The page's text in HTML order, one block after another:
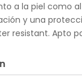
a la piel como
y una
resistant. Apto